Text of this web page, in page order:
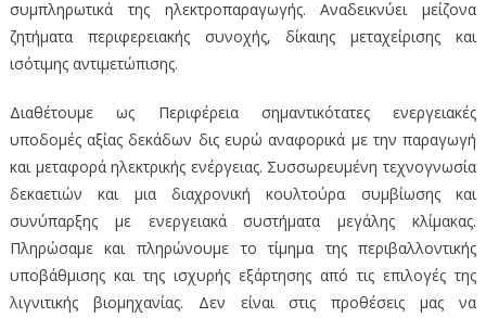
συμπληρωτικά της ηλεκτροπαραγωγής. Αναδεικνύει μείζονα
ζητήματα περιφερειακής συνοχής, δίκαιης μεταχείρισης και
ισότιμης αντιμετώπισης.
Διαθέτουμε ως Περιφέρεια σημαντικότατες ενεργειακές
υποδομές αξίας δεκάδων δις ευρώ αναφορικά με την παραγωγή
και μεταφορά ηλεκτρικής ενέργειας. Συσσωρευμένη τεχνογνωσία
δεκαετιών και μια διαχρονική κουλτούρα συμβίωσης και
συνύπαρξης με ενεργειακά συστήματα μεγάλης κλίμακας.
Πληρώσαμε και πληρώνουμε το τίμημα της περιβαλλοντικής
υποβάθμισης και της ισχυρής εξάρτησης από τις επιλογές της
λιγνιτικής βιομηχανίας. Δεν είναι στις προθέσεις μας να